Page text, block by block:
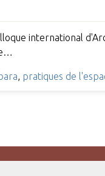
international
, pratiques de